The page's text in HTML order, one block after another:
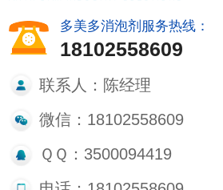
多美多消泡剂服务热线：
18102558609
联系人：陈经理
微信：18102558609
ＱＱ：3500094419